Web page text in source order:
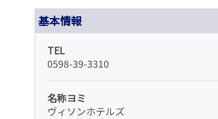
基本情報
TEL
0598-39-3310
名称ヨミ
ヴィソンホテルズ